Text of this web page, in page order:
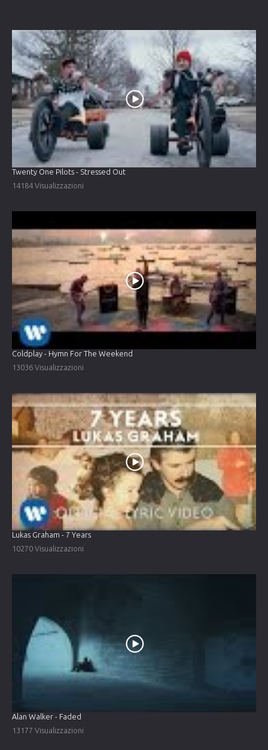
Twenty One Pilots - Stressed Out
14184 Visualizzazioni
Coldplay - Hymn For The Weekend
13036 Visualizzazioni
Lukas Graham - 7 Years
10270 Visualizzazioni
Alan Walker - Faded
13177 Visualizzazioni